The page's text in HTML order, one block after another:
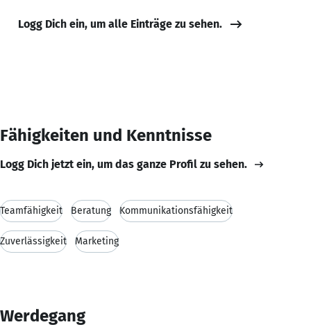
Logg Dich ein, um alle Einträge zu sehen.
Fähigkeiten und Kenntnisse
Logg Dich jetzt ein, um das ganze Profil zu sehen.
Teamfähigkeit Beratung Kommunikationsfähigkeit
Zuverlässigkeit Marketing
Werdegang